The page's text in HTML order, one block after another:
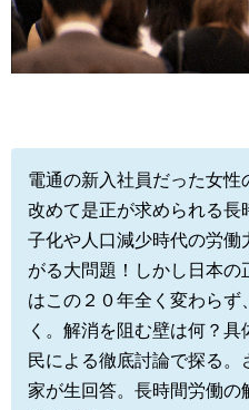
電通の新入社員だった女性
改めて是正が求められる
子化や人口減少時代の労働
がる大問題！しかし日本
はこの２０年全く変わら
く。解消を阻む壁は何？
民による徹底討論で探る
家が生回答。長時間労働の